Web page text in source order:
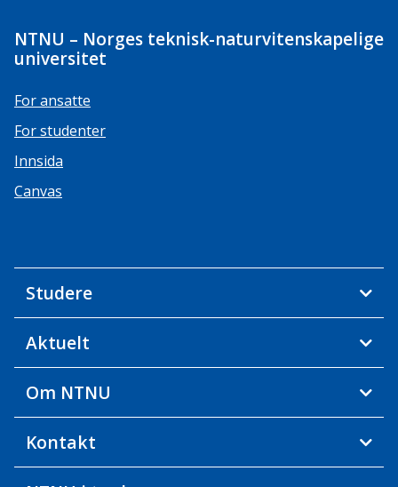
NTNU – Norges teknisk-naturvitenskapelige
universitet
For ansatte
For studenter
Innsida
Canvas
Studere
Aktuelt
Om NTNU
Kontakt